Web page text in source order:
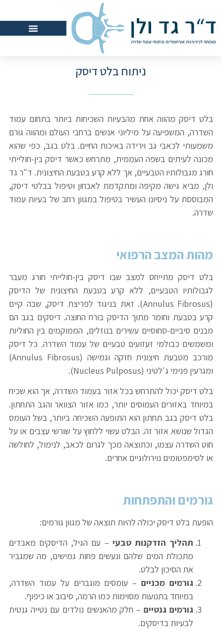
ניתוח בלט דיסק
בלט דיסק מהווה אחת מהבעיות השכיחות ביותר בתחום עמוד
השדרה, המשפיעה על מיליוני אנשים ברחבי העולם ומהווה גורם
משמעותי לכאבי גב וירידה באיכות החיים. בלט בגב, כפי שהוא
מכונה לעיתים בשפה העממית, מתרחש כאשר דיסק בין-חולייתי
חורג מגבולותיו הטבעיים, אך ללא קרע בטבעת החיצונית. ד"ר גד
ולן, מביא גישה מקיפה ומתקדמת לאבחון וטיפול בבלטי דיסק,
המבוססת על ניסיונו העשיר בטיפול במגוון רחב של בעיות עמוד
שדרה.
מהות המצב הרפואי
בלט דיסק מתייחס למצב שבו דיסק בין-חולייתי חורג מעבר
לגבולותיו הטבעיים, ללא קרע בטבעת החיצונית של הדיסק
(annulus Fibrosus). זאת בניגוד לפריצת דיסק, שבה קיים
קרע בטבעת וחומר מתוך הדיסק בורח החוצה. דיסקים בגב הם
מבנים סיביים-סחוסיים עשירים בנוזלים, הממוקמים בין החוליות
ומשמשים כבולמי זעזועים טבעיים של עמוד השדרה. כל דיסק
מורכב מטבעת חיצונית חזקה וגמישה (annulus Fibrosus)
ומגרעין פנימי ג'לטיני (nucleus Pulposus).
בלט דיסק יכול להתרחש בכל אזור בעמוד השדרה, אך הוא שכיח
במיוחד באזורים העמוסים יותר, כמו אזור הצוואר והגב התחתון.
בלט דיסק בגב תחתון הוא התופעה השכיחה ביותר, בשל העומס
הגדול שנושא אזור זה. הבלט עשוי ללחוץ על שורשי עצבים או על
חוט השדרה עצמו, וכתוצאה מכך לגרום לכאב, לנימול, לחולשה
או לסימפטומים נוירולוגיים אחרים.
גורמים והתפתחות
הופעת בלט דיסק יכולה להיות תוצאה של מגוון גורמים:
תהליך הזדקנות טבעי – עם הגיל, הדיסקים מאבדים
מתכולת המים שלהם ונעשים פחות גמישים, מה שמגביר
את הסיכון לבלט.
גורמים מכניים– עומסים מוגברים על עמוד השדרה,
במיוחד בתנועות מסוימות כמו הרמה, סיבוב או כיפוף.
גורמים גנטיים– חלק מהאנשים נולדים עם נטייה גנטית
לבעיות בדיסקים.